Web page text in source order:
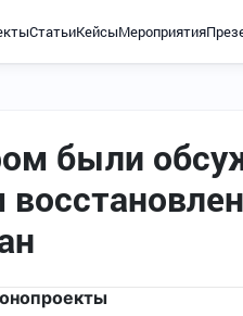
СтатьиКейсыМероприятия
были